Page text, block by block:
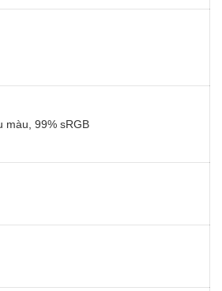
màu, 99% sRGB